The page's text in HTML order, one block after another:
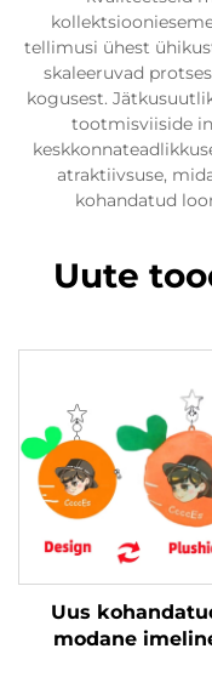
tellimusi ühest
skaleeruvad
kogusest.
tootmisviiside
atraktiivsuse,
kohandatud
Uute
Uus
modane